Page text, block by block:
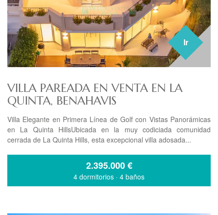
Ir
VILLA PAREADA EN VENTA EN LA
QUINTA, BENAHAVIS
Villa Elegante en Primera Línea de Golf con Vistas Panorámicas
en La Quinta HillsUbicada en la muy codiciada comunidad
cerrada de La Quinta Hills, esta excepcional villa adosada...
2.395.000€
4 dormitorios · 4 baños